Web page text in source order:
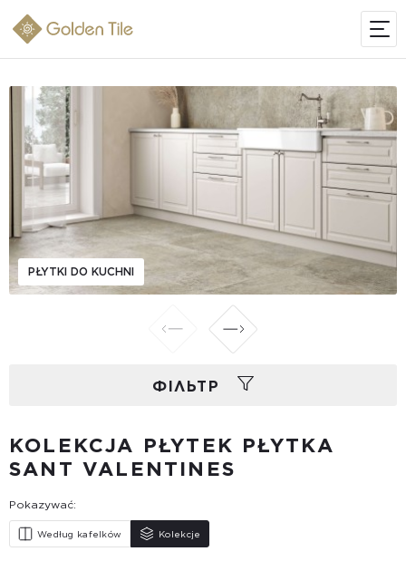
PŁYTKI DO KUCHNI
ФIЛЬТР
KOLEKCJA PŁYTEK PŁYTKA
SANT VALENTINES
Pokazywać:
Według kafelków Kolekcje